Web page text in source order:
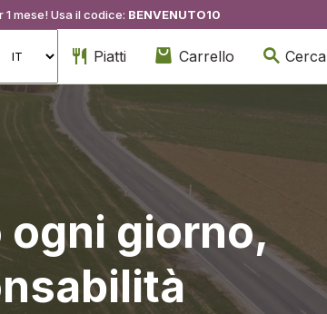
mese! Usa il codice: BENVENUTO10
Piatti Carrello Cerca
ogni giorno,